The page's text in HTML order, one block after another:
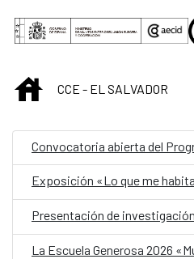
Saltar al contenido principal
INICIOCCE - EL SALVADOR
Exposición «Lo que me